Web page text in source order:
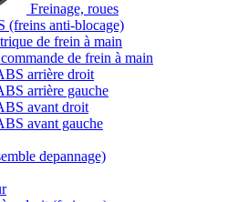
Freinage, roues
(freins anti-blocage)
de frein à main
de frein à main
arrière droit
arrière gauche
avant droit
avant gauche
depannage)